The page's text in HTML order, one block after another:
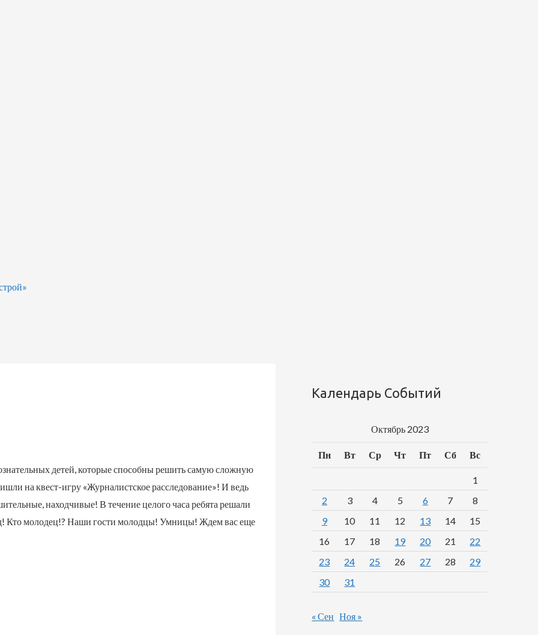
детей, которые способны решить самую сложную
на квест-игру «Журналистское расследование»! И ведь
находчивые! В течение целого часа ребята решали
Кто молодец!? Наши гости молодцы! Умницы! Ждем вас еще
Календарь Событий
Октябрь 2023
Пн Вт Ср Чт Пт Сб Вс
1
2
3 4 5 6 7
8
9
10 11 12 13 14
15
16
17 18 19 20 21
22
23
24 25 26 27 28
29
30
31
« Сен Ноя »